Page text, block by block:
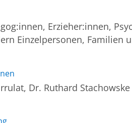
Erzieher:innen,
Einzelpersonen, Familien
Dr. Ruthard Stachowske